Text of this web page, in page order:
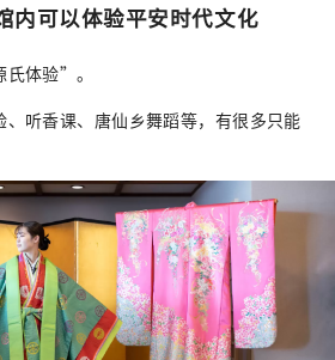
内可以体验平安时代文化
体验”。
听香课、唐仙乡舞蹈等，有很多只能